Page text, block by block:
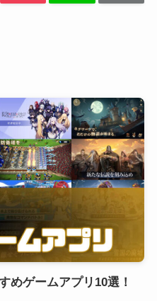
めゲームアプリ10選！